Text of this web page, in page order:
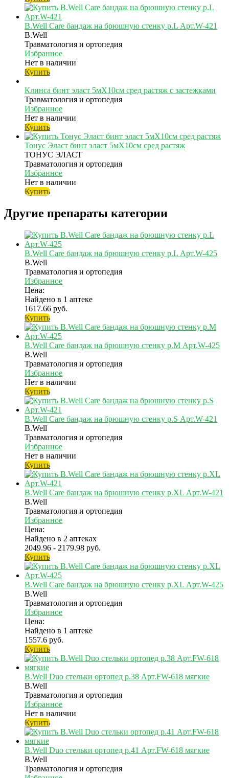
B.Well Care бандаж на брюшную стенку р.L Арт.W-421
B.Well
Травматология и ортопедия
Избранное
Нет в наличии
Купить
Клинса бинт эласт 5мX10см сред растяж с застежками
Травматология и ортопедия
Избранное
Нет в наличии
Купить
Тонус Эласт бинт эласт 5мX10см сред растяж
ТОНУС ЭЛАСТ
Травматология и ортопедия
Избранное
Нет в наличии
Купить
Другие препараты категории
B.Well Care бандаж на брюшную стенку р.L Арт.W-425
B.Well
Травматология и ортопедия
Избранное
Цена:
Найдено в 1 аптеке
1617.66 руб.
Купить
B.Well Care бандаж на брюшную стенку р.M Арт.W-425
B.Well
Травматология и ортопедия
Избранное
Нет в наличии
Купить
B.Well Care бандаж на брюшную стенку р.S Арт.W-421
B.Well
Травматология и ортопедия
Избранное
Нет в наличии
Купить
B.Well Care бандаж на брюшную стенку р.XL Арт.W-421
B.Well
Травматология и ортопедия
Избранное
Цена:
Найдено в 2 аптеках
2049.96 - 2179.98 руб.
Купить
B.Well Care бандаж на брюшную стенку р.XL Арт.W-425
B.Well
Травматология и ортопедия
Избранное
Цена:
Найдено в 1 аптеке
1557.6 руб.
Купить
B.Well Duo стельки ортопед р.38 Арт.FW-618 мягкие
B.Well
Травматология и ортопедия
Избранное
Нет в наличии
Купить
B.Well Duo стельки ортопед р.41 Арт.FW-618 мягкие
B.Well
Травматология и ортопедия